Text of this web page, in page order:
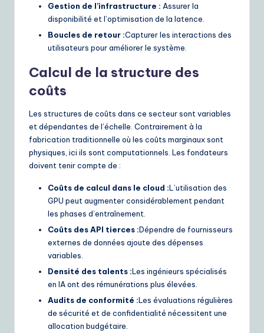
Gestion de l’infrastructure : Assurer la
disponibilité et l’optimisation de la latence.
Boucles de retour :Capturer les interactions des
utilisateurs pour améliorer le système.
Calcul de la structure des
coûts
Les structures de coûts dans ce secteur sont variables
et dépendantes de l’échelle. Contrairement à la
fabrication traditionnelle où les coûts marginaux sont
physiques, ici ils sont computationnels. Les fondateurs
doivent tenir compte de :
Coûts de calcul dans le cloud :L’utilisation des
GPU peut augmenter considérablement pendant
les phases d’entraînement.
Coûts des API tierces :Dépendre de fournisseurs
externes de données ajoute des dépenses
variables.
Densité des talents :Les ingénieurs spécialisés
en IA ont des rémunérations plus élevées.
Audits de conformité :Les évaluations régulières
de sécurité et de confidentialité nécessitent une
allocation budgétaire.